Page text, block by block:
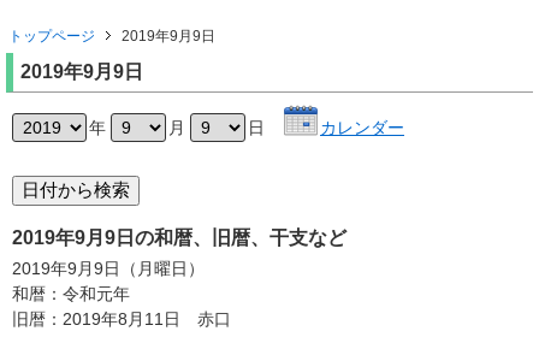
トップページ 2019年9月9日
2019年9月9日
年 月 日 カレンダー
2019年9月9日の和暦、旧暦、干支など
2019年9月9日（月曜日）
和暦：令和元年
旧暦：2019年8月11日 赤口